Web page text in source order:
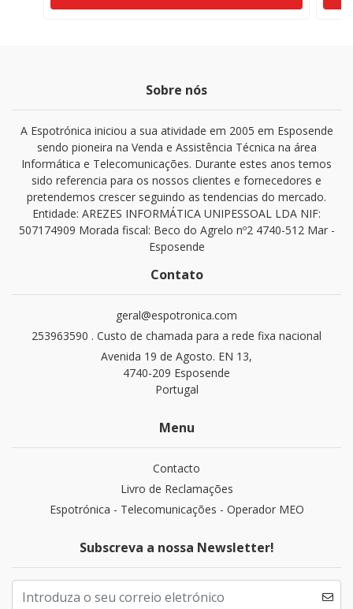
Sobre nós
A Espotrónica iniciou a sua atividade em 2005 em Esposende
sendo pioneira na Venda e Assistência Técnica na área
Informática e Telecomunicações. Durante estes anos temos
sido referencia para os nossos clientes e fornecedores e
pretendemos crescer seguindo as tendencias do mercado.
Entidade: AREZES INFORMÁTICA UNIPESSOAL LDA NIF:
507174909 Morada fiscal: Beco do Agrelo nº2 4740-512 Mar -
Esposende
Contato
geral@espotronica.com
253963590 . Custo de chamada para a rede fixa nacional
Avenida 19 de Agosto. EN 13,
4740-209 Esposende
Portugal
Menu
Contacto
Livro de Reclamações
Espotrónica - Telecomunicações - Operador MEO
Subscreva a nossa Newsletter!